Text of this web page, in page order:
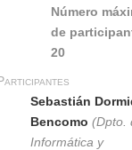
Número
de
20
Sebastián
Bencomo (Dpto.
Informática y